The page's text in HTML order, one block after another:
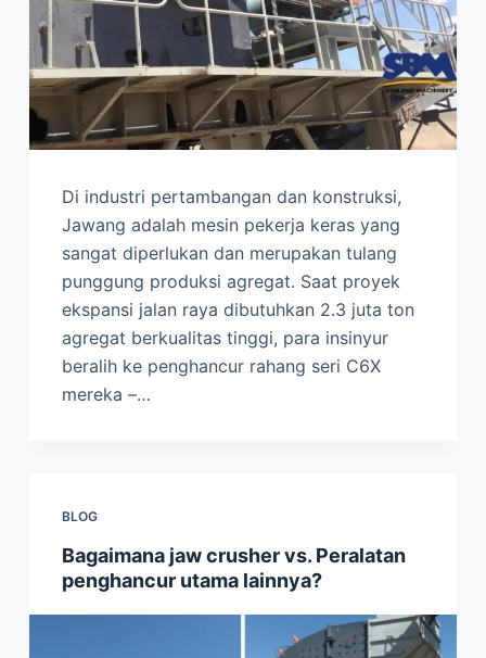
Di industri pertambangan dan konstruksi,
Jawang adalah mesin pekerja keras yang
sangat diperlukan dan merupakan tulang
punggung produksi agregat. Saat proyek
ekspansi jalan raya dibutuhkan 2.3 juta ton
agregat berkualitas tinggi, para insinyur
beralih ke penghancur rahang seri C6X
mereka –…
BLOG
Bagaimana jaw crusher vs. Peralatan
penghancur utama lainnya?